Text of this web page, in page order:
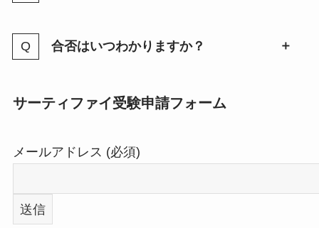
合否はいつわかりますか？
サーティファイ受験申請フォーム
メールアドレス (必須)